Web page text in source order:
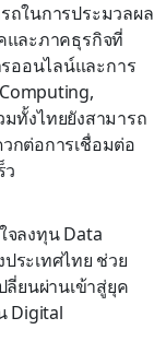
ถในการประมวลผล
และภาคธุรกิจที่
ออนไลน์และการ
ทั้งไทยยังสามารถ
กต่อการเชื่อมต่อ
ว
จลงทุน Data
ระเทศไทย ช่วย
ลี่ยนผ่านเข้าสู่ยุค
Digital